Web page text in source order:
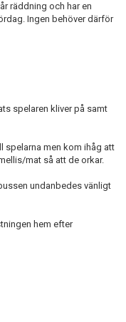
räddning och har en
Ingen behöver därför
spelaren kliver på samt
spelarna men kom ihåg att
mat så att de orkar.
undanbedes vänligt
hem efter